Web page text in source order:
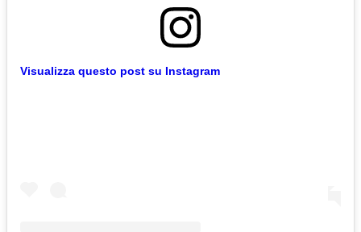
Visualizza questo post su Instagram